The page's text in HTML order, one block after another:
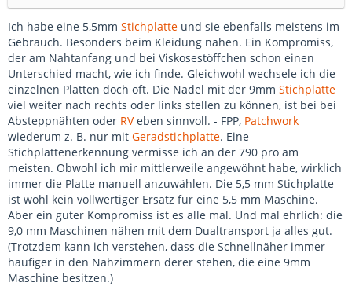
Ich habe eine 5,5mm Stichplatte und sie ebenfalls meistens im
Gebrauch. Besonders beim Kleidung nähen. Ein Kompromiss,
der am Nahtanfang und bei Viskosestöffchen schon einen
Unterschied macht, wie ich finde. Gleichwohl wechsele ich die
einzelnen Platten doch oft. Die Nadel mit der 9mm Stichplatte
viel weiter nach rechts oder links stellen zu können, ist bei bei
Absteppnähten oder RVeben sinnvoll. - FPP, Patchwork
wiederum z. B. nur mit Geradstichplatte. Eine
Stichplattenerkennung vermisse ich an der 790 pro am
meisten. Obwohl ich mir mittlerweile angewöhnt habe, wirklich
immer die Platte manuell anzuwählen. Die 5,5 mm Stichplatte
ist wohl kein vollwertiger Ersatz für eine 5,5 mm Maschine.
Aber ein guter Kompromiss ist es alle mal. Und mal ehrlich: die
9,0 mm Maschinen nähen mit dem Dualtransport ja alles gut.
(Trotzdem kann ich verstehen, dass die Schnellnäher immer
häufiger in den Nähzimmern derer stehen, die eine 9mm
Maschine besitzen.)